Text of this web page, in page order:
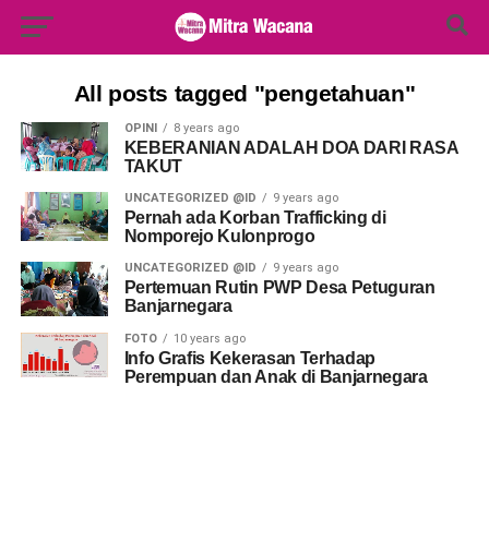
for:
All posts tagged "pengetahuan"
OPINI 8 years ago
KEBERANIAN ADALAH DOA DARI RASA
TAKUT
UNCATEGORIZED @ID 9 years ago
Pernah ada Korban Trafficking di
Nomporejo Kulonprogo
UNCATEGORIZED @ID 9 years ago
Pertemuan Rutin PWP Desa Petuguran
Banjarnegara
FOTO 10 years ago
Info Grafis Kekerasan Terhadap
Perempuan dan Anak di Banjarnegara